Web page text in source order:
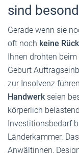
sind
Gerade wenn sie
oft noch keine
Ihnen drohten
Geburt
zur Insolvenz
Handwerk seien
körperlich
Investitionsbedarf
Länderkammer.
Anwältinnen,